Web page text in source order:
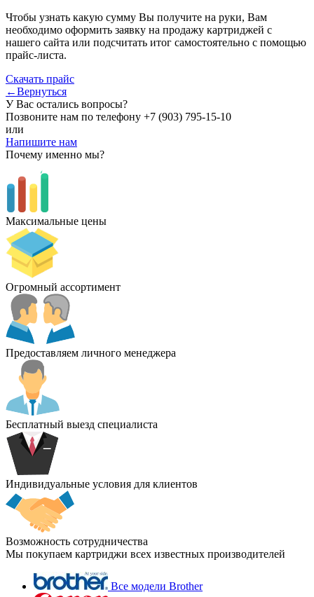
Чтобы узнать какую сумму Вы получите на руки, Вам
необходимо оформить заявку на продажу картриджей с
нашего сайта или подсчитать итог самостоятельно с помощью
прайс-листа.
Скачать прайс
←Вернуться
У Вас остались вопросы?
Позвоните нам по телефону +7 (903) 795-15-10
или
Напишите нам
Почему именно мы?
Максимальные цены
Огромный ассортимент
Предоставляем личного менеджера
Бесплатный выезд специалиста
Индивидуальные условия для клиентов
Возможность сотрудничества
Мы покупаем картриджи всех известных производителей
Все модели Brother